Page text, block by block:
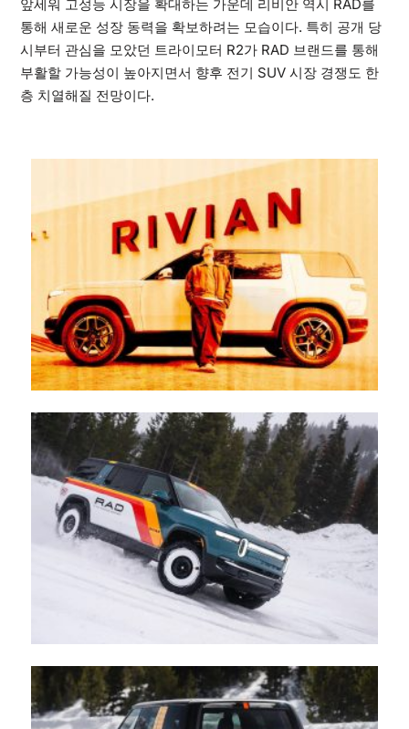
앞세워 고성능 시장을 확대하는 가운데 리비안 역시 RAD를
통해 새로운 성장 동력을 확보하려는 모습이다. 특히 공개 당
시부터 관심을 모았던 트라이모터 R2가 RAD 브랜드를 통해
부활할 가능성이 높아지면서 향후 전기 SUV 시장 경쟁도 한
층 치열해질 전망이다.